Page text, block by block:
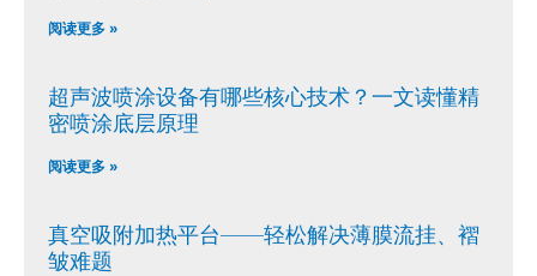
阅读更多 »
超声波喷涂设备有哪些核心技术？一文读懂精
密喷涂底层原理
阅读更多 »
真空吸附加热平台——轻松解决薄膜流挂、褶
皱难题